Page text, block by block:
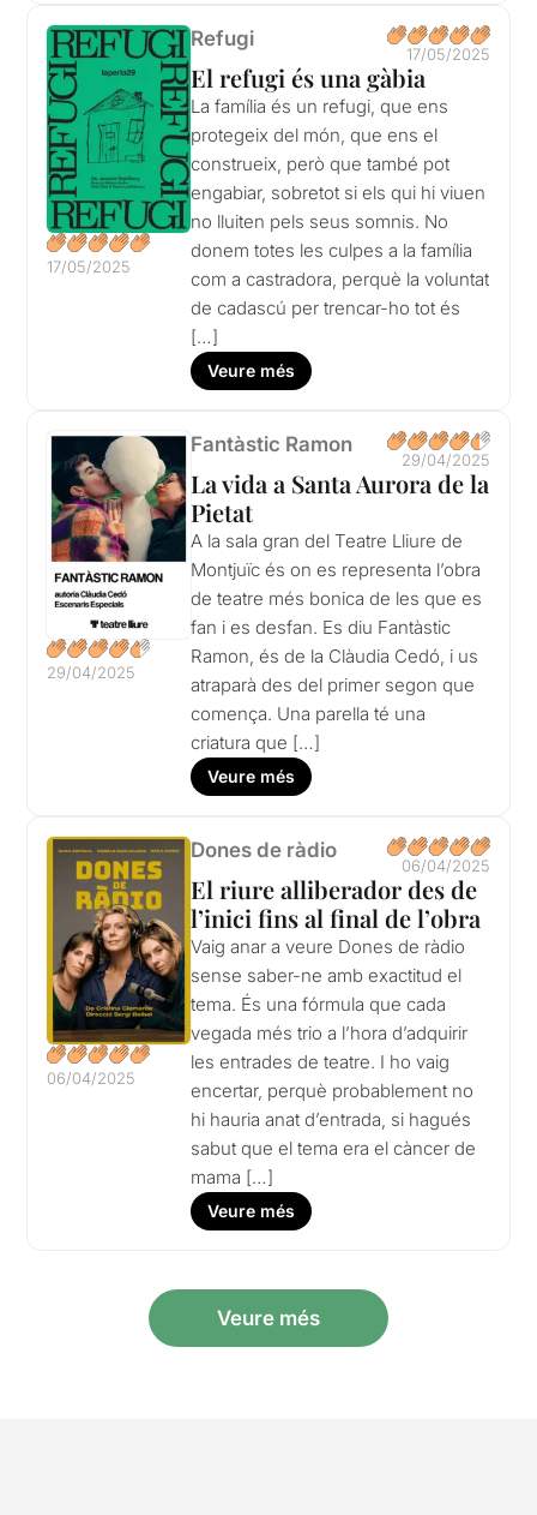
17/05/2025
Refugi
17/05/2025
El refugi és una gàbia
La família és un refugi, que ens
protegeix del món, que ens el
construeix, però que també pot
engabiar, sobretot si els qui hi viuen
no lluiten pels seus somnis. No
donem totes les culpes a la família
com a castradora, perquè la voluntat
de cadascú per trencar-ho tot és
[…]
Veure més
29/04/2025
Fantàstic Ramon
29/04/2025
La vida a Santa Aurora de la
Pietat
A la sala gran del Teatre Lliure de
Montjuïc és on es representa l’obra
de teatre més bonica de les que es
fan i es desfan. Es diu Fantàstic
Ramon, és de la Clàudia Cedó, i us
atraparà des del primer segon que
comença. Una parella té una
criatura que […]
Veure més
06/04/2025
Dones de ràdio
06/04/2025
El riure alliberador des de
l’inici fins al final de l’obra
Vaig anar a veure Dones de ràdio
sense saber-ne amb exactitud el
tema. És una fórmula que cada
vegada més trio a l’hora d’adquirir
les entrades de teatre. I ho vaig
encertar, perquè probablement no
hi hauria anat d’entrada, si hagués
sabut que el tema era el càncer de
mama […]
Veure més
Veure més